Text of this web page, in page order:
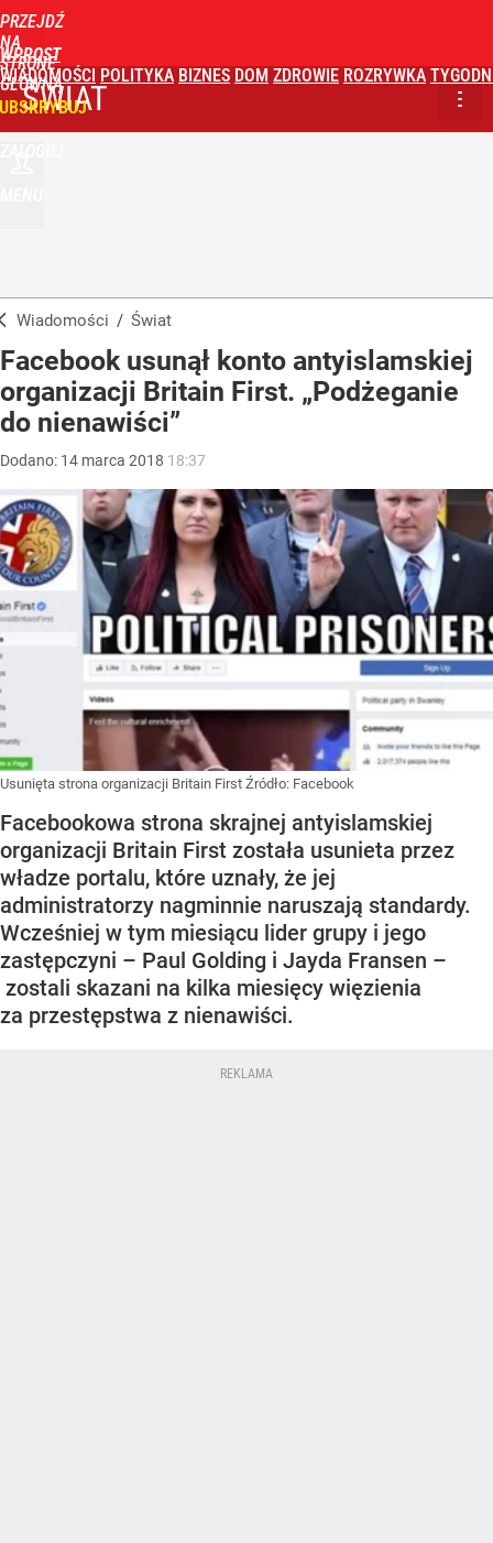
PRZEJDŹ
NA
STRONĘ
GŁÓWNĄ
WPROST
WIADOMOŚCI POLITYKA BIZNES DOM ZDROWIE ROZRYWKA
ŚWIAT
Wiadomości / Świat
Facebook usunął konto antyislamskiej
organizacji Britain First. „Podżeganie
do nienawiści”
Dodano: 14 marca 2018 18:37
Usunięta strona organizacji Britain First Źródło: Facebook
Facebookowa strona skrajnej antyislamskiej
organizacji Britain First została usunieta przez
władze portalu, które uznały, że jej
administratorzy nagminnie naruszają standardy.
Wcześniej w tym miesiącu lider grupy i jego
zastępczyni – Paul Golding i Jayda Fransen –
zostali skazani na kilka miesięcy więzienia
za przestępstwa z nienawiści.